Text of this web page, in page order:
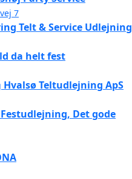
7
Telt & Service Udlejning
da helt fest
Hvalsø Teltudlejning ApS
Festudlejning, Det gode